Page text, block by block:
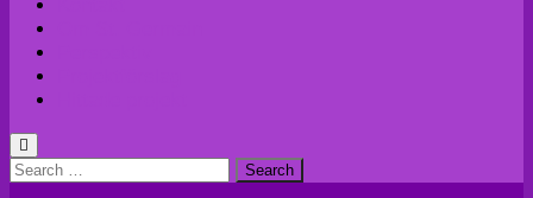
Search